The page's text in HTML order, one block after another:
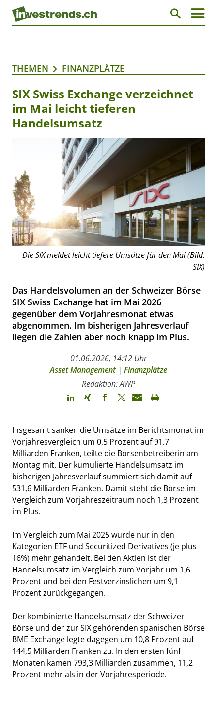
THEMEN FINANZPLÄTZE
SIX Swiss Exchange verzeichnet
im Mai leicht tieferen
Handelsumsatz
Die SIX meldet leicht tiefere Umsätze für den Mai (Bild:
SIX)
Das Handelsvolumen an der Schweizer Börse
SIX Swiss Exchange hat im Mai 2026
gegenüber dem Vorjahresmonat etwas
abgenommen. Im bisherigen Jahresverlauf
liegen die Zahlen aber noch knapp im Plus.
01.06.2026, 14:12 Uhr
Asset Management| Finanzplätze
Redaktion: AWP
Insgesamt sanken die Umsätze im Berichtsmonat im
Vorjahresvergleich um 0,5 Prozent auf 91,7
Milliarden Franken, teilte die Börsenbetreiberin am
Montag mit. Der kumulierte Handelsumsatz im
bisherigen Jahresverlauf summiert sich damit auf
531,6 Milliarden Franken. Damit steht die Börse im
Vergleich zum Vorjahreszeitraum noch 1,3 Prozent
im Plus.
Im Vergleich zum Mai 2025 wurde nur in den
Kategorien ETF und Securitized Derivatives (je plus
16%) mehr gehandelt. Bei den Aktien ist der
Handelsumsatz im Vergleich zum Vorjahr um 1,6
Prozent und bei den Festverzinslichen um 9,1
Prozent zurückgegangen.
Der kombinierte Handelsumsatz der Schweizer
Börse und der zur SIX gehörenden spanischen Börse
BME Exchange legte dagegen um 10,8 Prozent auf
144,5 Milliarden Franken zu. In den ersten fünf
Monaten kamen 793,3 Milliarden zusammen, 11,2
Prozent mehr als in der Vorjahresperiode.